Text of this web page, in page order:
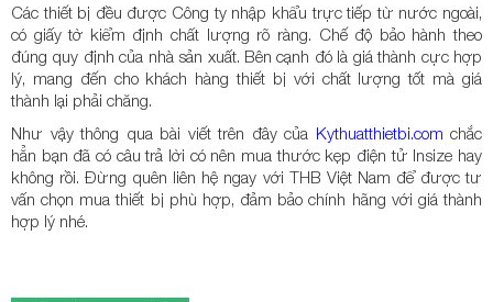
Các thiết bị đều được Công ty nhập khẩu trực tiếp từ nước ngoài,
có giấy tờ kiểm định chất lượng rõ ràng. Chế độ bảo hành theo
đúng quy định của nhà sản xuất. Bên cạnh đó là giá thành cực hợp
lý, mang đến cho khách hàng thiết bị với chất lượng tốt mà giá
thành lại phải chăng.
Như vậy thông qua bài viết trên đây của Kythuatthietbi.com chắc
hẳn bạn đã có câu trả lời có nên mua thước kẹp điện tử Insize hay
không rồi. Đừng quên liên hệ ngay với THB Việt Nam để được tư
vấn chọn mua thiết bị phù hợp, đảm bảo chính hãng với giá thành
hợp lý nhé.